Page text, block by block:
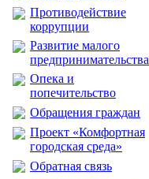
Противодействие
коррупции
Развитие малого
предпринимательства
Опека и
попечительство
Обращения граждан
Проект «Комфортная
городская среда»
Обратная связь